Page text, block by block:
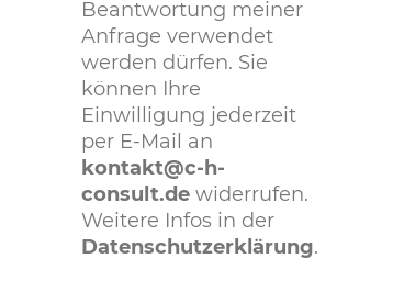
Beantwortung meiner
Anfrage verwendet
werden dürfen. Sie
können Ihre
Einwilligung jederzeit
per E-Mail an
kontakt@c-h-
consult.dewiderrufen.
Weitere Infos in der
Datenschutzerklärung.